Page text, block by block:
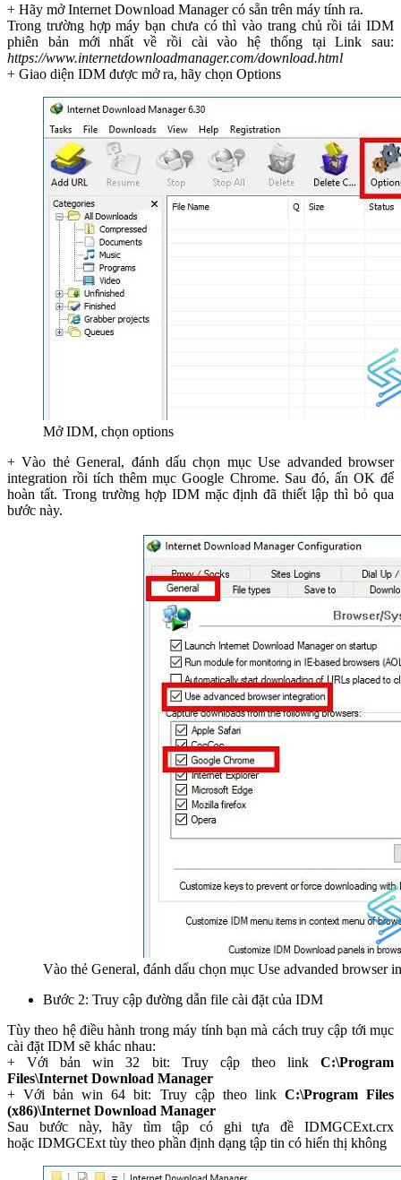
+ Hãy mở Internet Download Manager có sẵn trên máy tính ra.
Trong trường hợp máy bạn chưa có thì vào trang chủ rồi tải IDM
phiên bản mới nhất về rồi cài vào hệ thống tại
Link sau:
https://www.internetdownloadmanager.com/download.html
+ Giao diện IDM được mở ra, hãy chọn Options
Mở IDM, chọn options
+ Vào thẻ General, đánh dấu chọn mục Use advanded browser
integration rồi tích thêm mục Google Chrome. Sau đó, ấn OK để
hoàn tất. Trong trường hợp IDM mặc định đã thiết lập thì bỏ qua
bước này.
Vào thẻ General, đánh dấu chọn mục Use advanded browser
Bước 2: Truy cập đường dẫn file cài đặt của IDM
Tùy theo hệ điều hành trong máy tính bạn mà cách truy cập tới mục
cài đặt IDM sẽ khác nhau:
+ Với bản win 32 bit: Truy cập theo link C:\Program
Files\Internet Download Manager
+ Với bản win 64 bit: Truy cập theo link C:\Program Files
(x86)\Internet Download Manager
Sau bước này, hãy tìm tập có ghi tựa đề IDMGCExt.crx
hoặc IDMGCExt tùy theo phần định dạng tập tin có hiển thị không